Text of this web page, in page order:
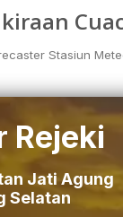
Stasiun
Rejeki
Jati Agung
Selatan